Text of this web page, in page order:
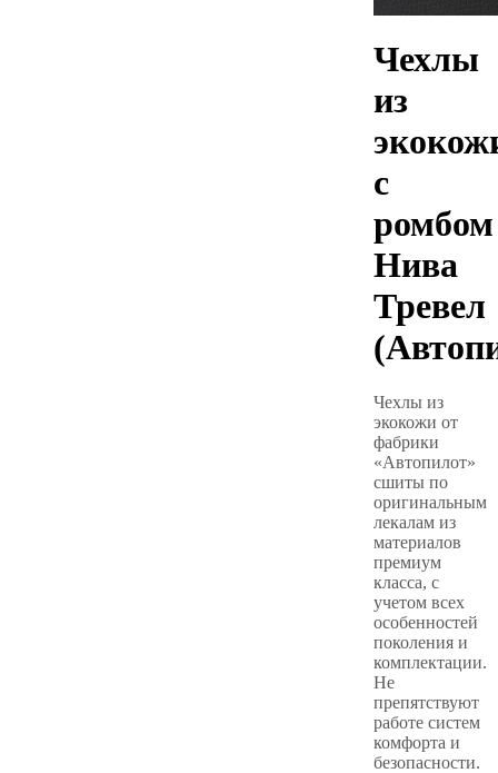
Чехлы
из
с
ромбом
Нива
Тревел
Чехлы из
экокожи от
фабрики
«Автопилот»
сшиты по
оригинальным
лекалам из
материалов
премиум
класса, с
учетом всех
особенностей
поколения и
комплектации.
Не
препятствуют
работе систем
комфорта и
безопасности.